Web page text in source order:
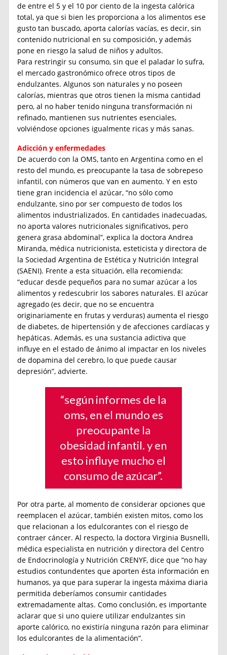
de entre el 5 y el 10 por ciento de la ingesta calórica
total, ya que si bien les proporciona a los alimentos ese
gusto tan buscado, aporta calorías vacías, es decir, sin
contenido nutricional en su composición, y además
pone en riesgo la salud de niños y adultos.
Para restringir su consumo, sin que el paladar lo sufra,
el mercado gastronómico ofrece otros tipos de
endulzantes. Algunos son naturales y no poseen
calorías, mientras que otros tienen la misma cantidad
pero, al no haber tenido ninguna transformación ni
refinado, mantienen sus nutrientes esenciales,
volviéndose opciones igualmente ricas y más sanas.
Adicción y enfermedades
De acuerdo con la OMS, tanto en Argentina como en el
resto del mundo, es preocupante la tasa de sobrepeso
infantil, con números que van en aumento. Y en esto
tiene gran incidencia el azúcar, “no sólo como
endulzante, sino por ser compuesto de todos los
alimentos industrializados. En cantidades inadecuadas,
no aporta valores nutricionales significativos, pero
genera grasa abdominal”, explica la doctora Andrea
Miranda, médica nutricionista, esteticista y directora de
la Sociedad Argentina de Estética y Nutrición Integral
(SAENI). Frente a esta situación, ella recomienda:
“educar desde pequeños para no sumar azúcar a los
alimentos y redescubrir los sabores naturales. El azúcar
agregado (es decir, que no se encuentra
originariamente en frutas y verduras) aumenta el riesgo
de diabetes, de hipertensión y de afecciones cardíacas y
hepáticas. Además, es una sustancia adictiva que
influye en el estado de ánimo al impactar en los niveles
de dopamina del cerebro, lo que puede causar
depresión”, advierte.
“según informes de la
oms, en el mundo es
preocupante la
obesidad infantil. y en
esto influye mucho el
consumo de azúcar”.
Por otra parte, al momento de considerar opciones que
reemplacen el azúcar, también existen mitos, como los
que relacionan a los edulcorantes con el riesgo de
contraer cáncer. Al respecto, la doctora Virginia Busnelli,
médica especialista en nutrición y directora del Centro
de Endocrinología y Nutrición CRENYF, dice que “no hay
estudios contundentes que aporten ésta información en
humanos, ya que para superar la ingesta máxima diaria
permitida deberíamos consumir cantidades
extremadamente altas. Como conclusión, es importante
aclarar que si uno quiere utilizar endulzantes sin
aporte calórico, no existiría ninguna razón para eliminar
los edulcorantes de la alimentación”.